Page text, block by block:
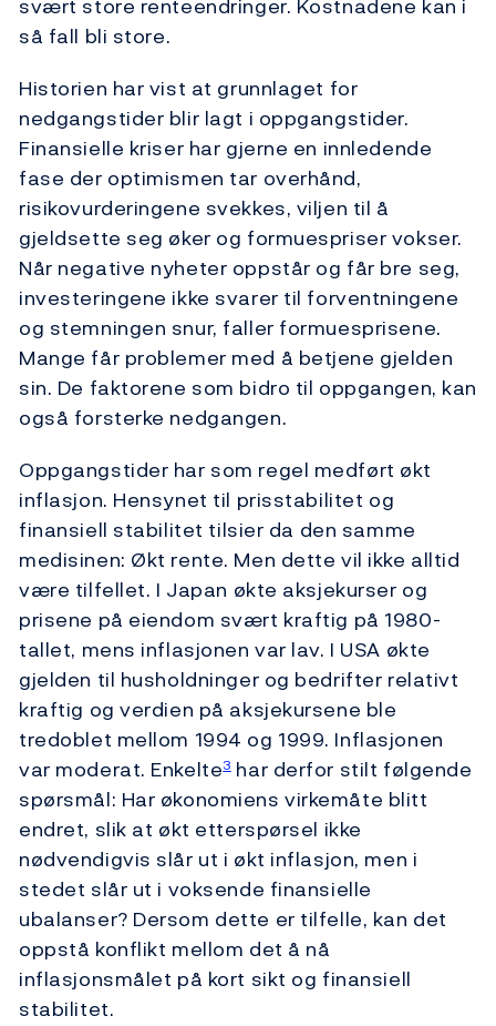
svært store renteendringer. Kostnadene kan i
så fall bli store.
Historien har vist at grunnlaget for
nedgangstider blir lagt i oppgangstider.
Finansielle kriser har gjerne en innledende
fase der optimismen tar overhånd,
risikovurderingene svekkes, viljen til å
gjeldsette seg øker og formuespriser vokser.
Når negative nyheter oppstår og får bre seg,
investeringene ikke svarer til forventningene
og stemningen snur, faller formuesprisene.
Mange får problemer med å betjene gjelden
sin. De faktorene som bidro til oppgangen, kan
også forsterke nedgangen.
Oppgangstider har som regel medført økt
inflasjon. Hensynet til prisstabilitet og
finansiell stabilitet tilsier da den samme
medisinen: Økt rente. Men dette vil ikke alltid
være tilfellet. I Japan økte aksjekurser og
prisene på eiendom svært kraftig på 1980-
tallet, mens inflasjonen var lav. I USA økte
gjelden til husholdninger og bedrifter relativt
kraftig og verdien på aksjekursene ble
tredoblet mellom 1994 og 1999. Inflasjonen
var moderat. Enkelte3har derfor stilt følgende
spørsmål: Har økonomiens virkemåte blitt
endret, slik at økt etterspørsel ikke
nødvendigvis slår ut i økt inflasjon, men i
stedet slår ut i voksende finansielle
ubalanser? Dersom dette er tilfelle, kan det
oppstå konflikt mellom det å nå
inflasjonsmålet på kort sikt og finansiell
stabilitet.